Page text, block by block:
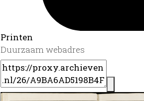
Printen
Duurzaam webadres